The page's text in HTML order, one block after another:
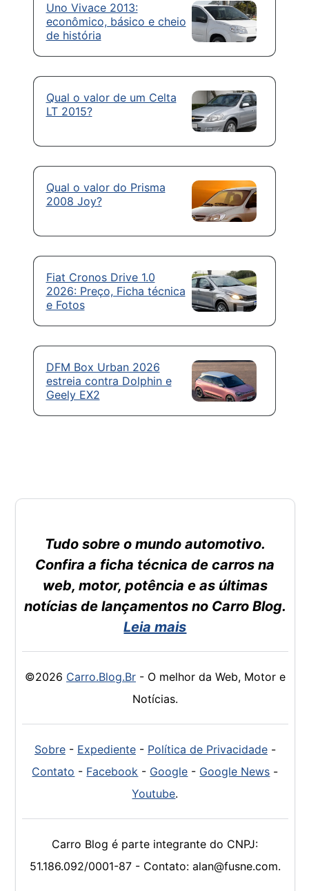
Uno Vivace 2013:
econômico, básico e cheio
de história
Qual o valor de um Celta
LT 2015?
Qual o valor do Prisma
2008 Joy?
Fiat Cronos Drive 1.0
2026: Preço, Ficha técnica
e Fotos
DFM Box Urban 2026
estreia contra Dolphin e
Geely EX2
Tudo sobre o mundo automotivo.
Confira a ficha técnica de carros na
web, motor, potência e as últimas
notícias de lançamentos no Carro Blog.
Leia mais
©2026 Carro.Blog.Br- O melhor da Web, Motor e
Notícias.
Sobre- Expediente- Política de Privacidade-
Contato - Facebook - Google - Google News -
Youtube.
Carro Blog é parte integrante do CNPJ:
51.186.092/0001-87 - Contato: alan@fusne.com.